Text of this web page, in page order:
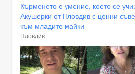
Кърменето е умение, което се учи:
Акушерки от Пловдив с ценни
към младите майки
Пловдив